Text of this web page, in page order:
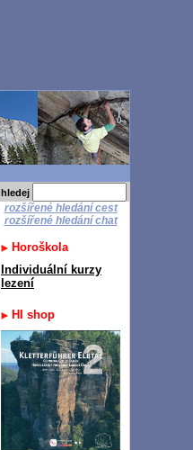
hledej
rozšířené hledání cest
rozšířené hledání chat
Horoškola
Individuální kurzy
lezení
HI shop